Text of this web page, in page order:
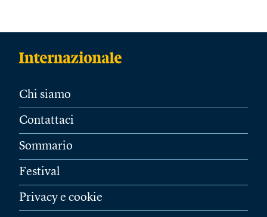
Chi siamo
Contattaci
Sommario
Festival
Privacy e cookie